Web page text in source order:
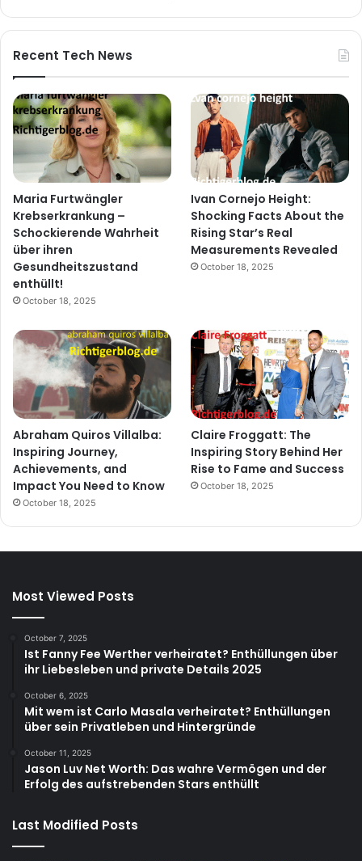
Recent Tech News
Maria Furtwängler
Krebserkrankung –
Schockierende Wahrheit
über ihren
Gesundheitszustand
enthüllt!
October 18, 2025
Ivan Cornejo Height:
Shocking Facts About the
Rising Star’s Real
Measurements Revealed
October 18, 2025
Abraham Quiros Villalba:
Inspiring Journey,
Achievements, and
Impact You Need to Know
October 18, 2025
Claire Froggatt: The
Inspiring Story Behind Her
Rise to Fame and Success
October 18, 2025
Most Viewed Posts
October 7, 2025
Ist Fanny Fee Werther verheiratet? Enthüllungen über
ihr Liebesleben und private Details 2025
October 6, 2025
Mit wem ist Carlo Masala verheiratet? Enthüllungen
über sein Privatleben und Hintergründe
October 11, 2025
Jason Luv Net Worth: Das wahre Vermögen und der
Erfolg des aufstrebenden Stars enthüllt
Last Modified Posts